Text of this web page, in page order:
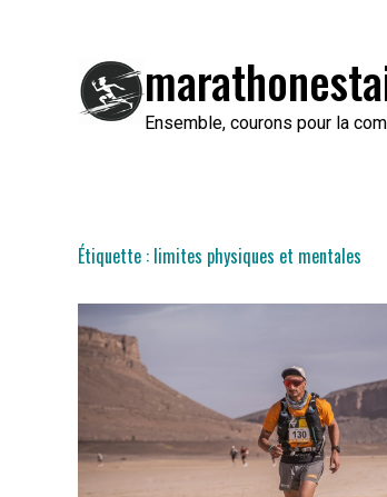
Ensemble, courons pour la
Étiquette : limites physiques et mentales